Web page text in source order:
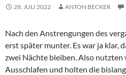
28. JULI 2022 ANTON BECKER
Nach den Anstrengungen des
erst später munter. Es war ja klar,
zwei Nächte bleiben. Also nutzten
Ausschlafen und holten die